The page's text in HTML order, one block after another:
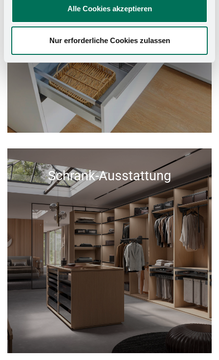
Alle Cookies akzeptieren
Nur erforderliche Cookies zulassen
Schrank-Ausstattung